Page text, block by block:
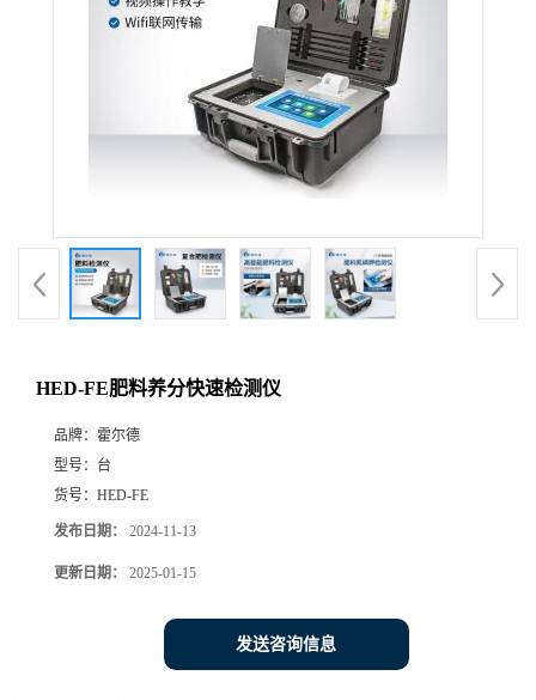
HED-FE肥料养分快速检测仪
品牌： 霍尔德
型号： 台
货号： HED-FE
发布日期： 2024-11-13
更新日期： 2025-01-15
发送咨询信息